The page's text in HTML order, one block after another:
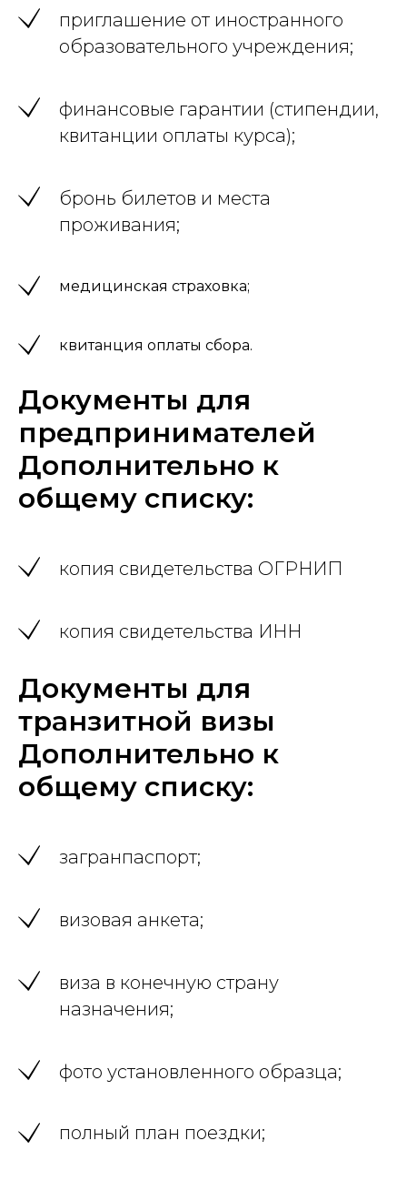
приглашение от иностранного
образовательного учреждения;
финансовые гарантии (стипендии,
квитанции оплаты курса);
бронь билетов и места
проживания;
медицинская страховка;
квитанция оплаты сбора.
Документы для
предпринимателей
Дополнительно к
общему списку:
копия свидетельства ОГРНИП
копия свидетельства ИНН
Документы для
транзитной визы
Дополнительно к
общему списку:
загранпаспорт;
визовая анкета;
виза в конечную страну
назначения;
фото установленного образца;
полный план поездки;